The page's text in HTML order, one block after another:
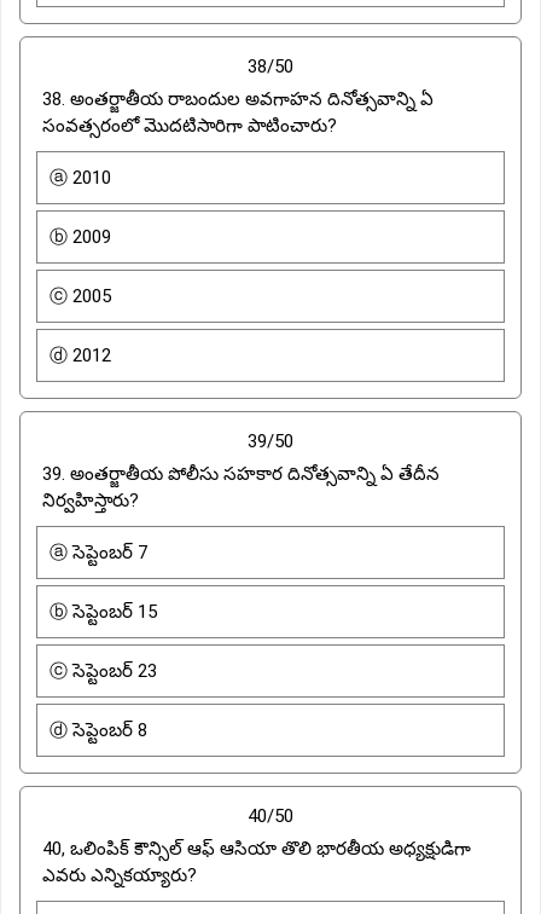
38/50
38. అంతర్జాతీయ రాబందుల అవగాహన దినోత్సవాన్ని ఏ
సంవత్సరంలో మొదటిసారిగా పాటించారు?
ⓐ 2010
ⓑ 2009
ⓒ 2005
ⓓ 2012
39/50
39. అంతర్జాతీయ పోలీసు సహకార దినోత్సవాన్ని ఏ తేదీన
నిర్వహిస్తారు?
ⓐ సెప్టెంబర్ 7
ⓑ సెప్టెంబర్ 15
ⓒ సెప్టెంబర్ 23
ⓓ సెప్టెంబర్ 8
40/50
40, ఒలింపిక్ కౌన్సిల్ ఆఫ్ ఆసియా తొలి భారతీయ అధ్యక్షుడిగా
ఎవరు ఎన్నికయ్యారు?